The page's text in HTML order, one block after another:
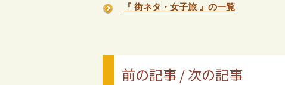
『 街ネタ・女子旅 』の一覧
前の記事 / 次の記事